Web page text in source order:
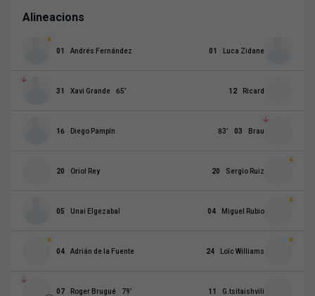
Alineacions
01 Andrés Fernández 01 Luca Zidane
31 Xavi Grande 65’ 12 Ricard
16 Diego Pampín 03 Brau
83’
20 Oriol Rey 20 Sergio Ruiz
05 Unai Elgezabal 04 Miguel Rubio
04 Adrián de la Fuente 24 Loïc Williams
07 Roger Brugué 79’ 11 G.tsitaishvili